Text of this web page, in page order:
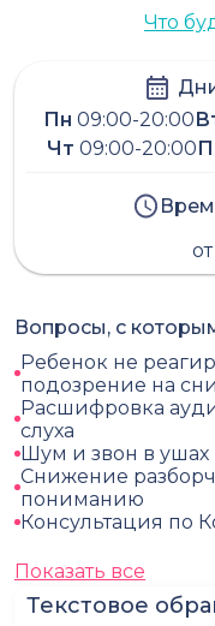
Что
Пн 09:00-20:00
Чт 09:00-20:00
Текстовое
Вопросы, с
Ребенок не
подозрение на
Расшифровка
слуха
Шум и звон в ушах
Снижение
пониманию
Консультация по
Показать все